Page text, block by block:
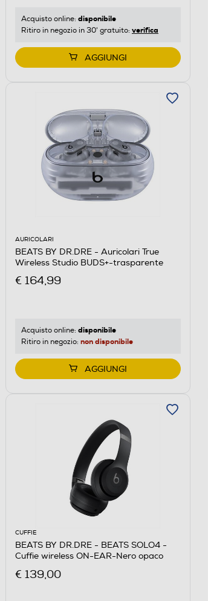
Acquisto online: disponibile
Ritiro in negozio in 30' gratuito: verifica
AGGIUNGI
AURICOLARI
BEATS BY DR.DRE - Auricolari True
Wireless Studio BUDS+-trasparente
€ 164,99
Acquisto online: disponibile
Ritiro in negozio: non disponibile
AGGIUNGI
CUFFIE
BEATS BY DR.DRE - BEATS SOLO4 -
Cuffie wireless ON-EAR-Nero opaco
€ 139,00